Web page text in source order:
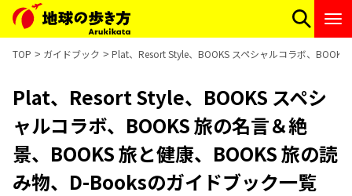
TOP ガイドブック Plat、Resort Style、BOOKS スペシャルコラボ、
Plat、Resort Style、BOOKS スペシ
ャルコラボ、BOOKS 旅の名言＆絶
景、BOOKS 旅と健康、BOOKS 旅の読
み物、D-Booksのガイドブック一覧